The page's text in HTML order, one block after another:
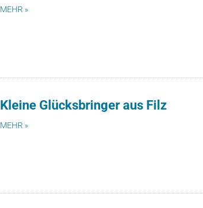
MEHR »
Kleine Glücksbringer aus Filz
MEHR »